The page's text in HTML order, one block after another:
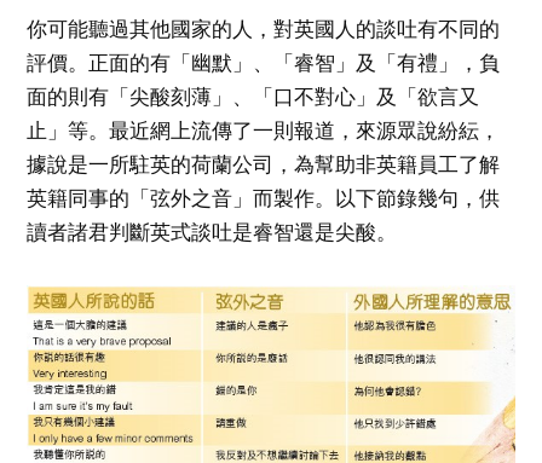
你可能聽過其他國家的人，對英國人的談吐有不同的
評價。正面的有「幽默」、「睿智」及「有禮」，負
面的則有「尖酸刻薄」、「口不對心」及「欲言又
止」等。最近網上流傳了一則報道，來源眾說紛紜，
據說是一所駐英的荷蘭公司，為幫助非英籍員工了解
英籍同事的「弦外之音」而製作。以下節錄幾句，供
讀者諸君判斷英式談吐是睿智還是尖酸。